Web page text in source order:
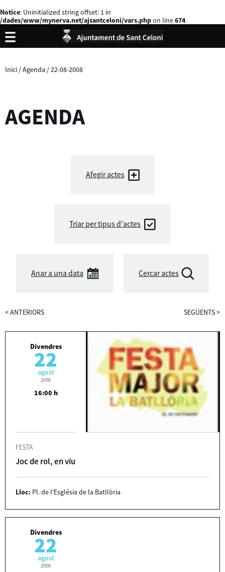
Notice: Uninitialized string offset: 1 in
/dades/www/mynerva.net/ajsantceloni/vars.phpon line674
Inici /Agenda /22-08-2008
AGENDA
Afegir actes
Triar per tipus d'actes
Anar a una data Cercar actes
<ANTERIORS SEGÜENTS>
Divendres
22
agost
2008
16:00 h
FESTA
Joc de rol, en viu
Lloc: Pl. de l'Església de la Batllòria
Divendres
22
agost
2008